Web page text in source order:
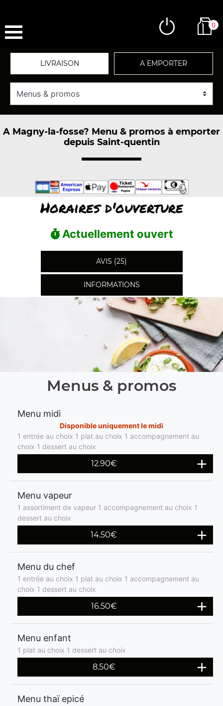
0
LIVRAISON A EMPORTER
A Magny-la-fosse? Menu & promos à emporter
depuis Saint-quentin
Horaires d'ouverture
Actuellement ouvert
AVIS (25)
INFORMATIONS
Menus & promos
Menu midi
Disponible uniquement le midi
1 entrée au choix 1 plat au choix 1 accompagnement au
choix 1 dessert au choix
12.90€
Menu vapeur
1 assortiment de vapeur 1 accompagnement au choix 1
dessert au choix
14.50€
Menu du chef
1 entrée au choix 1 plat au choix 1 accompagnement au
choix 1 dessert au choix
16.50€
Menu enfant
1 plat au choix 1 dessert au choix
8.50€
Menu thaï epicé